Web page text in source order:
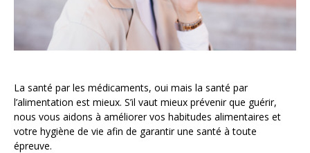
La santé par les médicaments, oui mais la santé par
l’alimentation est mieux. S’il vaut mieux prévenir que guérir,
nous vous aidons à améliorer vos habitudes alimentaires et
votre hygiène de vie afin de garantir une santé à toute
épreuve.